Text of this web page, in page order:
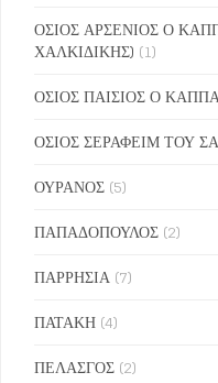
ΟΣΙΟΣ ΑΡΣΕΝΙΟΣ Ο
ΧΑΛΚΙΔΙΚΗΣ) (1)
ΟΣΙΟΣ ΠΑΙΣΙΟΣ Ο
ΟΣΙΟΣ ΣΕΡΑΦΕΙΜ ΤΟΥ
ΟΥΡΑΝΟΣ (5)
ΠΑΠΑΔΟΠΟΥΛΟΣ (2)
ΠΑΡΡΗΣΙΑ (7)
ΠΑΤΑΚΗ (4)
ΠΕΛΑΣΓΟΣ (2)